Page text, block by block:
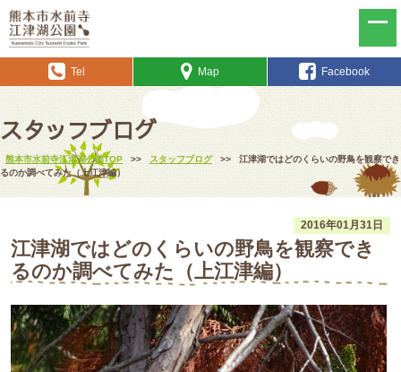
Tel Map Facebook
スタッフブログ
熊本市水前寺江津湖公園TOP >> スタッフブログ >>
江津湖ではどのくらいの野鳥を観察でき
るのか調べてみた（上江津編）
2016年01月31日
江津湖ではどのくらいの野鳥を観察でき
るのか調べてみた（上江津編）